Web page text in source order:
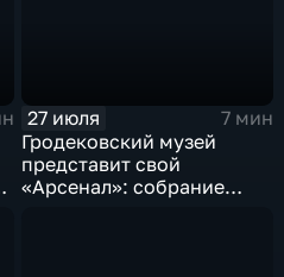
27 июля
7 мин
Гродековский музей
представит свой
«Арсенал»: собрание